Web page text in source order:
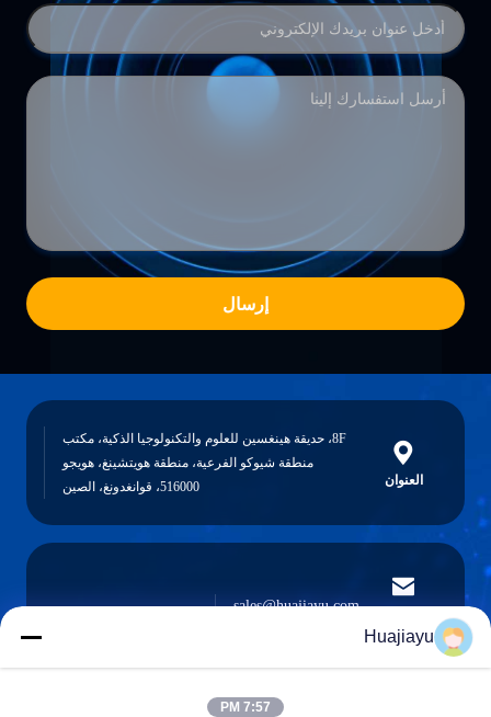
إرسال
العنوان
8F، حديقة هينغسين للعلوم والتكنولوجيا الذكية، مكتب
منطقة شيوكو الفرعية، منطقة هويتشينغ، هويجو
516000، قوانغدونغ، الصين
الإلكتروني
sales@huajiayu.com
Huajiayu
7:57 PM